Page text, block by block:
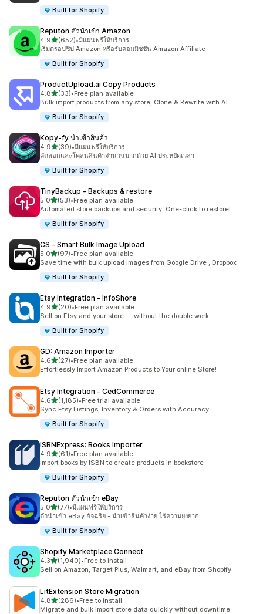
Built for Shopify
Reputon ตัวนำเข้า Amazon
4.9เต็ม 5 ดาว
(652)
ทั้งหมด 652 รีวิว
•มีแผนฟรีให้บริการ
เริ่มดรอปชิป Amazon หรือรับคอมมิชชัน Amazon Affiliate
Built for Shopify
ProductUpload.ai Copy Products
4.8เต็ม 5 ดาว
(33)
ทั้งหมด 33 รีวิว
•Free plan available
Bulk import products from any store, Clone & Rewrite with AI
Built for Shopify
Kopy‑fy นำเข้าสินค้า
4.9เต็ม 5 ดาว
(39)
ทั้งหมด 39 รีวิว
•มีแผนฟรีให้บริการ
คัดลอกและโคลนสินค้าจำนวนมากด้วย AI ประหยัดเวลา
Built for Shopify
TinyBackup ‑ Backups & restore
5.0เต็ม 5 ดาว
(53)
ทั้งหมด 53 รีวิว
•Free plan available
Automated store backups and security. One-click to restore!
Built for Shopify
CS ‑ Smart Bulk Image Upload
5.0เต็ม 5 ดาว
(97)
ทั้งหมด 97 รีวิว
•Free plan available
Save time with bulk upload images from Google Drive , Dropbox
Built for Shopify
Etsy Integration ‑ InfoShore
4.9เต็ม 5 ดาว
(20)
ทั้งหมด 20 รีวิว
•Free plan available
Sell on Etsy and your store — without the double work
Built for Shopify
GD: Amazon Importer
4.6เต็ม 5 ดาว
(27)
ทั้งหมด 27 รีวิว
•Free plan available
Effortlessly Import Amazon Products to Your online Store!
Etsy Integration ‑ CedCommerce
4.6เต็ม 5 ดาว
(1,185)
ทั้งหมด 1185 รีวิว
•Free trial available
Sync Etsy Listings, Inventory & Orders with Accuracy
Built for Shopify
ISBNExpress: Books Importer
4.9เต็ม 5 ดาว
(61)
ทั้งหมด 61 รีวิว
•Free plan available
Import books by ISBN to create products in bookstore
Built for Shopify
Reputon ตัวนำเข้า eBay
5.0เต็ม 5 ดาว
(77)
ทั้งหมด 77 รีวิว
•มีแผนฟรีให้บริการ
ตัวนำเข้า eBay อัจฉริย - นำเข้าสินค้าง่าย ไร้ความยุ่งยาก
Built for Shopify
Shopify Marketplace Connect
4.3เต็ม 5 ดาว
(1,940)
ทั้งหมด 1940 รีวิว
•Free to install
Sell on Amazon, Target Plus, Walmart, and eBay from Shopify
LitExtension Store Migration
4.8เต็ม 5 ดาว
(286)
ทั้งหมด 286 รีวิว
•Free to install
Migrate and bulk import store data quickly without downtime